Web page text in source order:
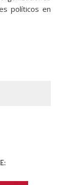
políticos en